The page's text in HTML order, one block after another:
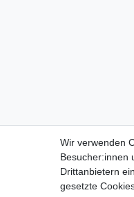
Wir verwenden
Besucher:innen
Drittanbietern
gesetzte